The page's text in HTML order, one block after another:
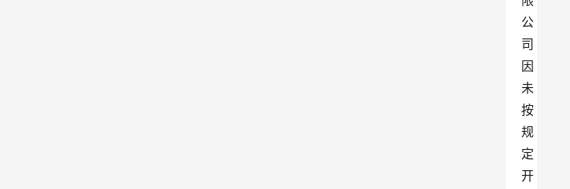
公
司
因
未
按
规
定
开